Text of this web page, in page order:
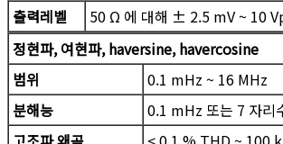
출력레벨
50 Ω 에 대해 ± 2.5 mV ~ 10
정현파, 여현파, haversine, havercosine
범위
0.1 mHz ~ 16 MHz
분해능
0.1 mHz 또는 7 자리